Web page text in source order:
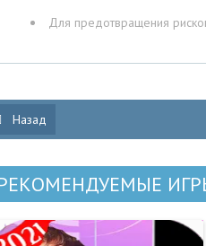
Для предотвращения
Назад